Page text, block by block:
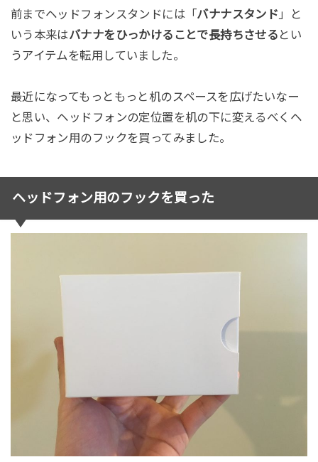
前までヘッドフォンスタンドには「バナナスタンド 」と
いう本来はバナナをひっかけることで長持ちさせる とい
うアイテムを転用していました。
最近になってもっともっと机のスペースを広げたいなー
と思い、ヘッドフォンの定位置を机の下に変えるべくヘ
ッドフォン用のフックを買ってみました。
ヘッドフォン用のフックを買った